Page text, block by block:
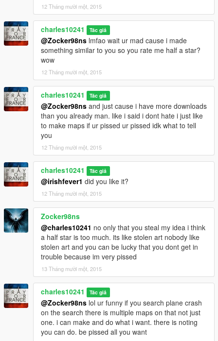
12 Tháng mười một, 2015
charles10241 Tác giả
@Zocker98ns lmfao wait ur mad cause i made
something similar to you so you rate me half a star?
wow
12 Tháng mười một, 2015
charles10241 Tác giả
@Zocker98ns and just cause i have more downloads
than you already man. like i said i dont hate i just like
to make maps if ur pissed ur pissed idk what to tell
you
12 Tháng mười một, 2015
charles10241 Tác giả
@irishfever1 did you like it?
12 Tháng mười một, 2015
Zocker98ns
@charles10241 no only that you steal my idea i think
a half star is too much. its like stolen art nobody like
stolen art and you can be lucky that you dont get in
trouble because im very pissed
13 Tháng mười một, 2015
charles10241 Tác giả
@Zocker98ns lol ur funny if you search plane crash
on the search there is multiple maps on that not just
one. i can make and do what i want. there is noting
you can do. be pissed all you want